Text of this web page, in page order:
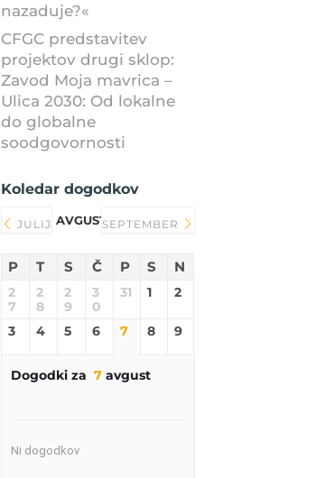
nazaduje?«
CFGC predstavitev
projektov drugi sklop:
Zavod Moja mavrica –
Ulica 2030: Od lokalne
do globalne
soodgovornosti
Koledar dogodkov
JULIJ AVGUST 2026SEPTEMBER
P T S Č P S N
2
7
2
8
2
9
3
0
31 1 2
3 4 5 6 7 8 9
Dogodki za 7avgust
Ni dogodkov